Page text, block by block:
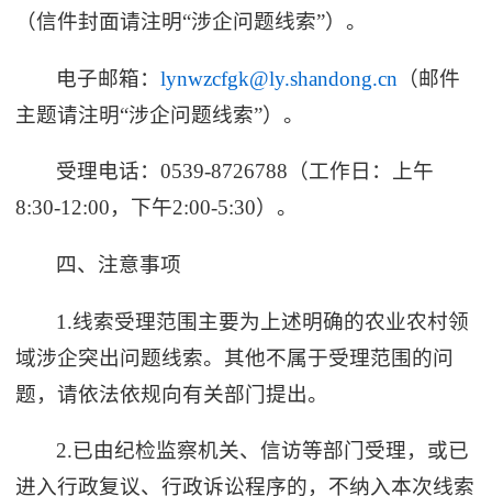
（信件封面请注明“涉企问题线索”）。
电子邮箱：lynwzcfgk@ly.shandong.cn （邮件
主题请注明“涉企问题线索”）。
受理电话：0539-8726788（工作日：上午
8:30-12:00，下午2:00-5:30）。
四、注意事项
1.线索受理范围主要为上述明确的农业农村领
域涉企突出问题线索。其他不属于受理范围的问
题，请依法依规向有关部门提出。
2.已由纪检监察机关、信访等部门受理，或已
进入行政复议、行政诉讼程序的，不纳入本次线索